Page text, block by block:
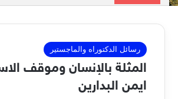
رسائل الدكتوراه والماجستير
المثلة بالإنسان وموقف
ايمن البدارين